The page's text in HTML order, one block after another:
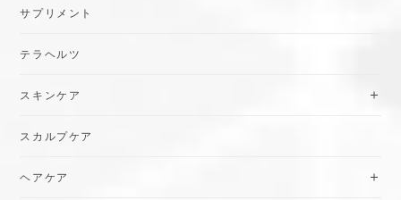
サプリメント
テラヘルツ
スキンケア
スカルプケア
ヘアケア